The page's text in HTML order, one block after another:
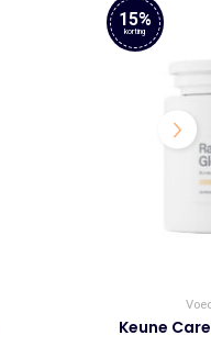
15%
korting
Keune